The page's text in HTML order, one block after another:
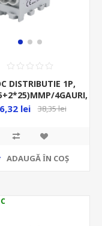
DISTRIBUTIE 1P,
4GAURI,
AL, 125A, GRI,
lei 38,35 lei
ADAUGĂ ȊN COŞ